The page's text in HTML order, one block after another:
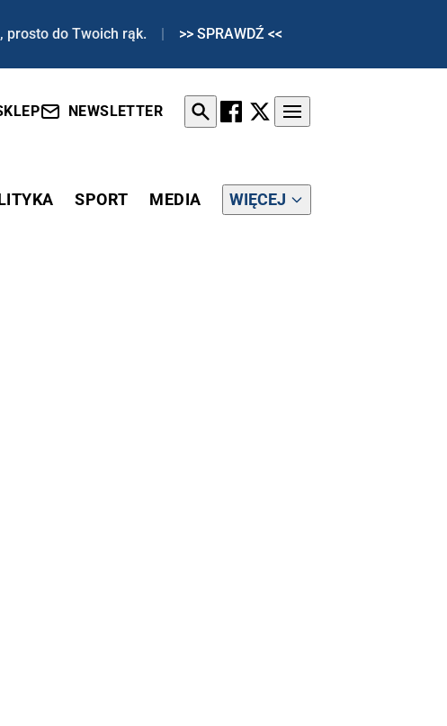
prosto do Twoich rąk. | >> SPRAWDŹ <<
NEWSLETTER
SPORT MEDIA WIĘCEJ